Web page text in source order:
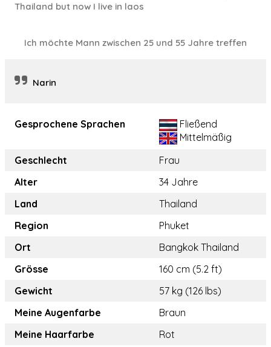
Thailand but now I live in laos
Ich möchte Mann zwischen 25 und 55 Jahre treffen
Narin
Gesprochene Sprachen
Fließend
Mittelmäßig
Geschlecht
Frau
Alter
34 Jahre
Land
Thailand
Region
Phuket
Ort
Bangkok Thailand
Grösse
160 cm (5.2 ft)
Gewicht
57 kg (126 lbs)
Meine Augenfarbe
Braun
Meine Haarfarbe
Rot